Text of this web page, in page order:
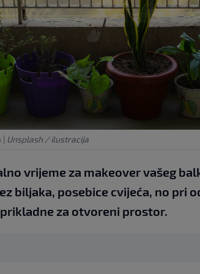
| Unsplash / ilustracija
vrijeme za makeover vašeg
biljaka, posebice cvijeća, no pri
za otvoreni prostor.